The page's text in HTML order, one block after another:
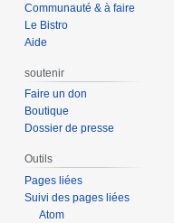
Communauté & à faire
Le Bistro
Aide
soutenir
Faire un don
Boutique
Dossier de presse
Outils
Pages liées
Suivi des pages liées
Atom